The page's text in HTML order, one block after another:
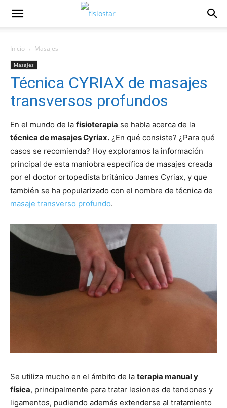
Inicio Masajes
Masajes
Técnica CYRIAX de masajes
transversos profundos
En el mundo de la fisioterapia se habla acerca de la
técnica de masajes Cyriax. ¿En qué consiste? ¿Para qué
casos se recomienda? Hoy exploramos la información
principal de esta maniobra específica de masajes creada
por el doctor ortopedista británico James Cyriax, y que
también se ha popularizado con el nombre de técnica de
masaje transverso profundo.
Se utiliza mucho en el ámbito de la terapia manual y
física, principalmente para tratar lesiones de tendones y
ligamentos, pudiendo además extenderse al tratamiento